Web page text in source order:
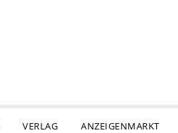
VERLAG ANZEIGENMARKT